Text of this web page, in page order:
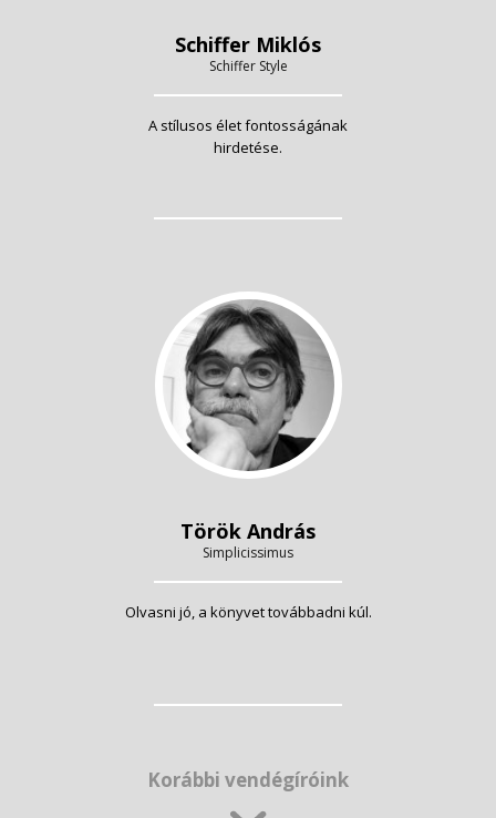
Schiffer Miklós
Schiffer Style
A stílusos élet fontosságának
hirdetése.
Török András
Simplicissimus
Olvasni jó, a könyvet továbbadni kúl.
Korábbi vendégíróink